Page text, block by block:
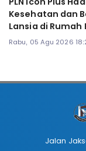
Kesehatan dan
Lansia di Rumah
Rabu, 05 Agu 2026
Jalan